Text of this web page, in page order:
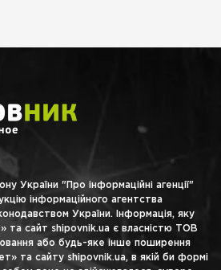
України "Про інформаційні агенції"
інформаційного агентства
України. Інформація, яку
та сайт shipovnik.ua є власністю ТОВ
або будь-яке інше поширення
та сайту shipovnik.ua, в якій би формі